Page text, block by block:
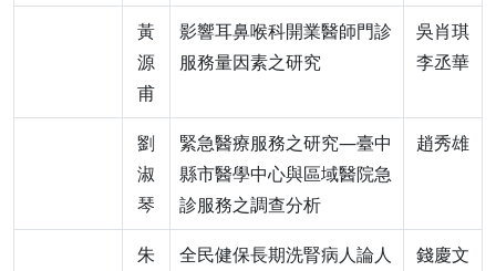
黃
源
甫
影響耳鼻喉科開業醫師門診
服務量因素之研究
吳肖琪
李丞華
劉
淑
琴
緊急醫療服務之研究—臺中
縣市醫學中心與區域醫院急
診服務之調查分析
趙秀雄
朱
全民健保長期洗腎病人論人
錢慶文